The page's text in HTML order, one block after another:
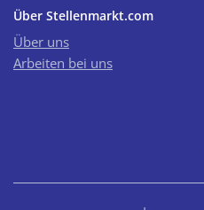
Über Stellenmarkt.com
Über uns
Arbeiten bei uns